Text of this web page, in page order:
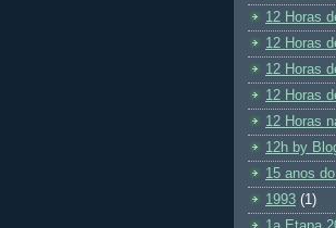
12 Horas
12 Horas
12 Horas
12 Horas
12 Horas
12h by
15 anos
1993 (1)